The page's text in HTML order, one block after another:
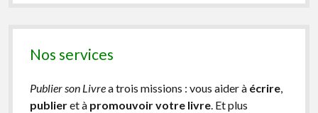
Nos services
Publier son Livrea trois missions : vous aider à écrire,
publieret à promouvoir votre livre. Et plus